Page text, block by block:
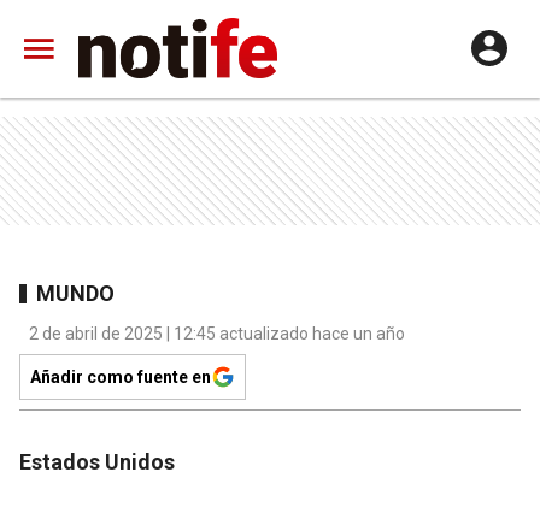
MUNDO
2 de abril de 2025 | 12:45 actualizado hace un año
Añadir como fuente en
Estados Unidos